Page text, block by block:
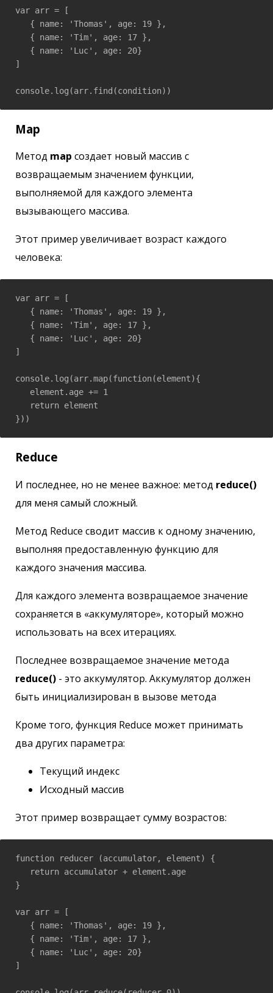
var arr = [
   { name: 'Thomas', age: 19 },
   { name: 'Tim', age: 17 },
   { name: 'Luc', age: 20}
]
console.log(arr.find(condition))
Map
Метод map создает новый массив с
возвращаемым значением функции,
выполняемой для каждого элемента
вызывающего массива.
Этот пример увеличивает возраст каждого
человека:
var arr = [
   { name: 'Thomas', age: 19 },
   { name: 'Tim', age: 17 },
   { name: 'Luc', age: 20}
]
console.log(arr.map(function(element){
   element.age += 1
   return element
}))
Reduce
И последнее, но не менее важное: метод reduce()
для меня самый сложный.
Метод Reduce сводит массив к одному значению,
выполняя предоставленную функцию для
каждого значения массива.
Для каждого элемента возвращаемое значение
сохраняется в «аккумуляторе», который можно
использовать на всех итерациях.
Последнее возвращаемое значение метода
reduce() - это аккумулятор. Аккумулятор должен
быть инициализирован в вызове метода
Кроме того, функция Reduce может принимать
два других параметра:
Текущий индекс
Исходный массив
Этот пример возвращает сумму возрастов:
function reducer (accumulator, element) {
   return accumulator + element.age
}
var arr = [
   { name: 'Thomas', age: 19 },
   { name: 'Tim', age: 17 },
   { name: 'Luc', age: 20}
]